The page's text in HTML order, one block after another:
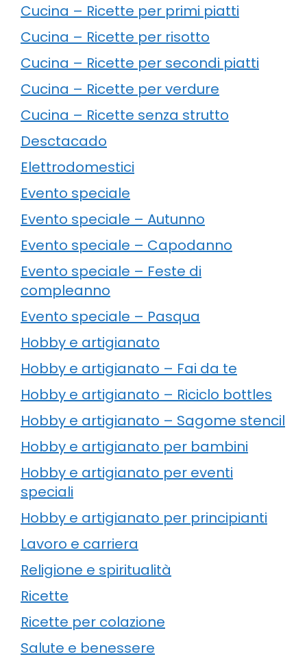
Cucina – Ricette per primi piatti
Cucina – Ricette per risotto
Cucina – Ricette per secondi piatti
Cucina – Ricette per verdure
Cucina – Ricette senza strutto
Desctacado
Elettrodomestici
Evento speciale
Evento speciale – Autunno
Evento speciale – Capodanno
Evento speciale – Feste di
compleanno
Evento speciale – Pasqua
Hobby e artigianato
Hobby e artigianato – Fai da te
Hobby e artigianato – Riciclo bottles
Hobby e artigianato – Sagome stencil
Hobby e artigianato per bambini
Hobby e artigianato per eventi
speciali
Hobby e artigianato per principianti
Lavoro e carriera
Religione e spiritualità
Ricette
Ricette per colazione
Salute e benessere